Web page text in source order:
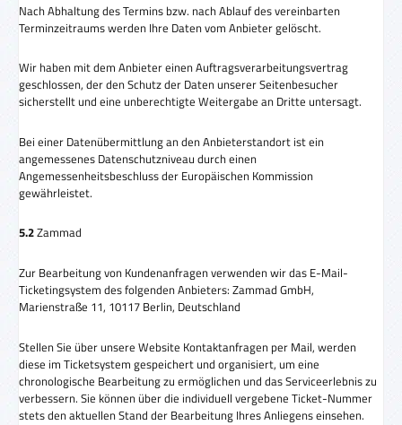
Nach Abhaltung des Termins bzw. nach Ablauf des vereinbarten
Terminzeitraums werden Ihre Daten vom Anbieter gelöscht.
Wir haben mit dem Anbieter einen Auftragsverarbeitungsvertrag
geschlossen, der den Schutz der Daten unserer Seitenbesucher
sicherstellt und eine unberechtigte Weitergabe an Dritte untersagt.
Bei einer Datenübermittlung an den Anbieterstandort ist ein
angemessenes Datenschutzniveau durch einen
Angemessenheitsbeschluss der Europäischen Kommission
gewährleistet.
5.2Zammad
Zur Bearbeitung von Kundenanfragen verwenden wir das E-Mail-
Ticketingsystem des folgenden Anbieters: Zammad GmbH,
Marienstraße 11, 10117 Berlin, Deutschland
Stellen Sie über unsere Website Kontaktanfragen per Mail, werden
diese im Ticketsystem gespeichert und organisiert, um eine
chronologische Bearbeitung zu ermöglichen und das Serviceerlebnis zu
verbessern. Sie können über die individuell vergebene Ticket-Nummer
stets den aktuellen Stand der Bearbeitung Ihres Anliegens einsehen.